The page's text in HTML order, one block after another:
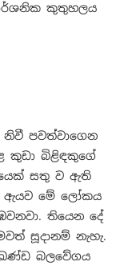
කුතුහලය
පවත්වාගෙන
කුඩා බිළිඳකුගේ
සතු ව ඇති
මේ ලෝකය
තියෙන දේ
සූදානම් නැහැ.
බලවේගය